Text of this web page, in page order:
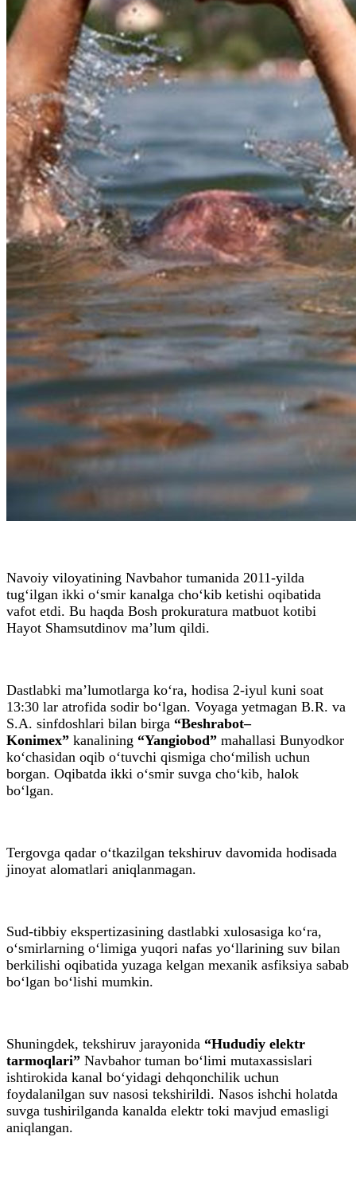
Navoiy viloyatining Navbahor tumanida 2011-yilda
tug‘ilgan ikki o‘smir kanalga cho‘kib ketishi oqibatida
vafot etdi. Bu haqda Bosh prokuratura matbuot kotibi
Hayot Shamsutdinov ma’lum qildi.
Dastlabki ma’lumotlarga ko‘ra, hodisa 2-iyul kuni soat
13:30 lar atrofida sodir bo‘lgan. Voyaga yetmagan B.R. va
S.A. sinfdoshlari bilan birga “Beshrabot–
Konimex” kanalining “Yangiobod” mahallasi Bunyodkor
ko‘chasidan oqib o‘tuvchi qismiga cho‘milish uchun
borgan. Oqibatda ikki o‘smir suvga cho‘kib, halok
bo‘lgan.
Tergovga qadar o‘tkazilgan tekshiruv davomida hodisada
jinoyat alomatlari aniqlanmagan.
Sud-tibbiy ekspertizasining dastlabki xulosasiga ko‘ra,
o‘smirlarning o‘limiga yuqori nafas yo‘llarining suv bilan
berkilishi oqibatida yuzaga kelgan mexanik asfiksiya sabab
bo‘lgan bo‘lishi mumkin.
Shuningdek, tekshiruv jarayonida “Hududiy elektr
tarmoqlari” Navbahor tuman bo‘limi mutaxassislari
ishtirokida kanal bo‘yidagi dehqonchilik uchun
foydalanilgan suv nasosi tekshirildi. Nasos ishchi holatda
suvga tushirilganda kanalda elektr toki mavjud emasligi
aniqlangan.